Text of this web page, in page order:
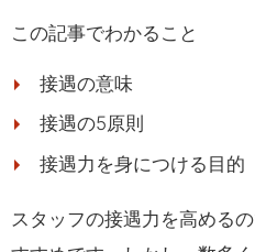
この記事でわかること
接遇の意味
接遇の5原則
接遇力を身につける目的
スタッフの接遇力を高める